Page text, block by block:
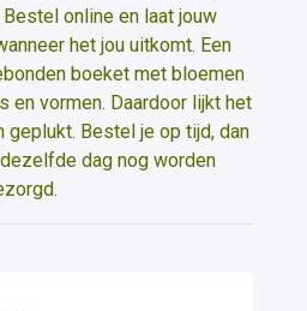
online en laat jouw
het jou uitkomt. Een
boeket met bloemen
en vormen. Daardoor lijkt het
Bestel je op tijd, dan
dag nog worden